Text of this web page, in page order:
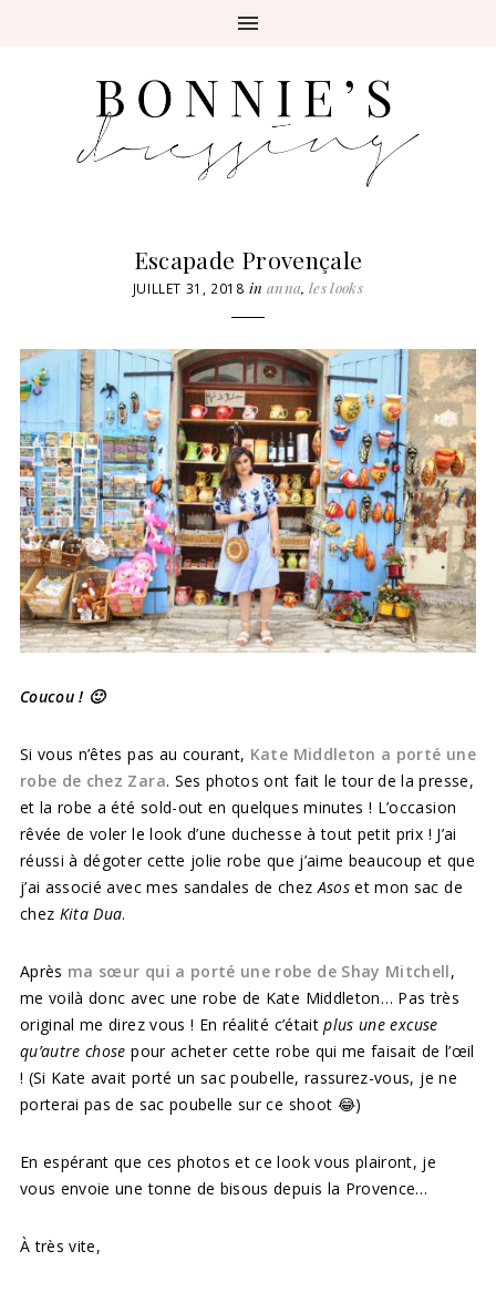
Escapade Provençale
JUILLET 31, 2018 in anna, les looks
Coucou ! 🙂
Si vous n’êtes pas au courant, Kate Middleton a porté une
robe de chez Zara. Ses photos ont fait le tour de la presse,
et la robe a été sold-out en quelques minutes ! L’occasion
rêvée de voler le look d’une duchesse à tout petit prix ! J’ai
réussi à dégoter cette jolie robe que j’aime beaucoup et que
j’ai associé avec mes sandales de chezAsoset mon sac de
chez Kita Dua.
Après ma sœur qui a porté une robe de Shay Mitchell,
me voilà donc avec une robe de Kate Middleton… Pas très
original me direz vous ! En réalité c’étaitplus une excuse
qu’autre chose pour acheter cette robe qui me faisait de l’œil
! (Si Kate avait porté un sac poubelle, rassurez-vous, je ne
porterai pas de sac poubelle sur ce shoot 😂)
En espérant que ces photos et ce look vous plairont, je
vous envoie une tonne de bisous depuis la Provence…
À très vite,